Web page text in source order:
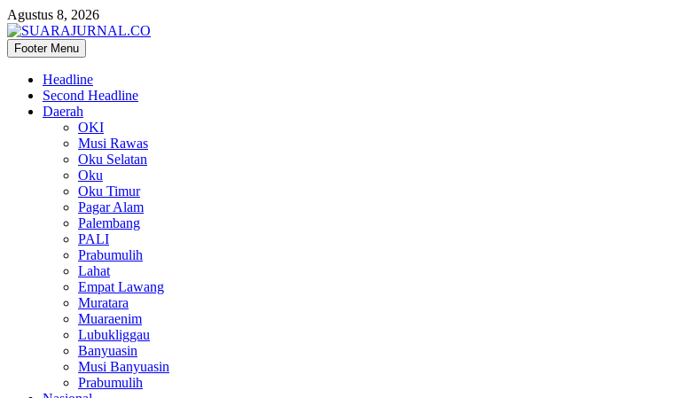
Agustus 8, 2026
SUARAJURNAL.CO
Footer Menu
Headline
Second Headline
Daerah
OKI
Musi Rawas
Oku Selatan
Oku
Oku Timur
Pagar Alam
Palembang
PALI
Prabumulih
Lahat
Empat Lawang
Muratara
Muaraenim
Lubukliggau
Banyuasin
Musi Banyuasin
Prabumulih